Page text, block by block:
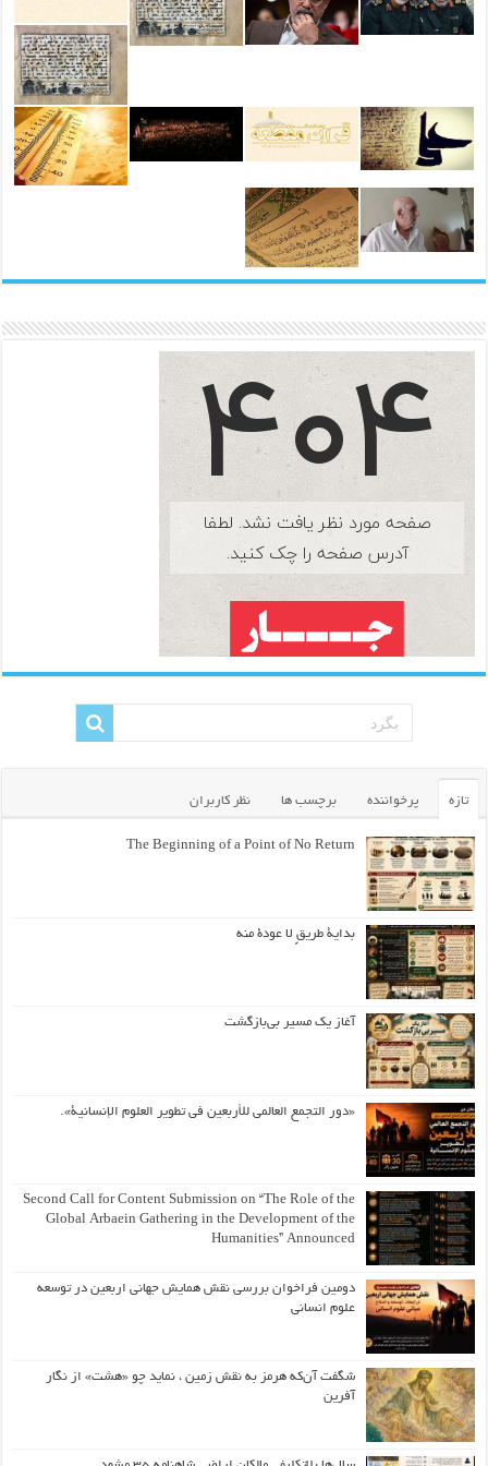
تازه پرخواننده برچسب ها نظر کاربران
The Beginning of a Point of No Return
بداية طريقٍ لا عودة منه
آغاز یک مسیر بی‌بازگشت
«دور التجمع العالمي للأربعين في تطوير العلوم الإنسانية».
Second Call for Content Submission on “The Role of the
Global Arbaein Gathering in the Development of the
Humanities” Announced
دومین فراخوان بررسی نقش همایش جهانی اربعین در توسعه
علوم انسانی
شگفت آن‌که هرمز به نقش زمین ، نماید چو «هشت» از نگار
آفرین